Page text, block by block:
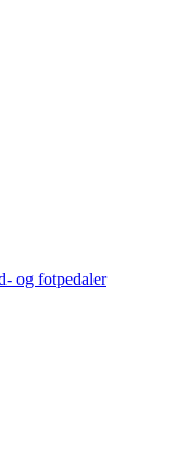
og fotpedaler